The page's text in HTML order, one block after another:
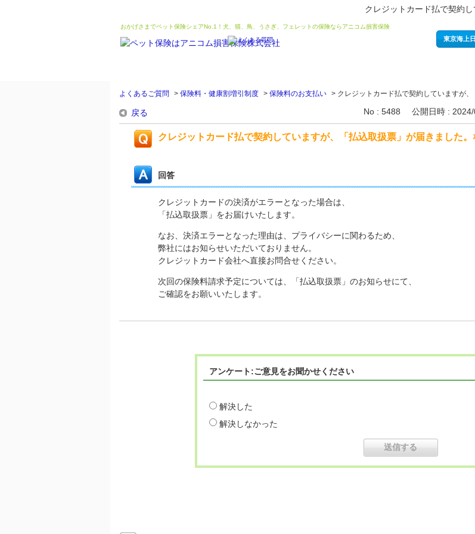
クレジットカード払で契約
おかげさまでペット保険シェアNo.1！犬、猫、鳥、うさぎ、フェレットの保険ならアニコム損害保険
東京海上
よくあるご質問 > 保険料・健康割増引制度 > 保険料のお支払い > クレジットカード払で契約していますが
戻る No : 5488 公開日時 :
クレジットカード払で契約していますが、「払込取扱票」が届きました。
回答
クレジットカードの決済がエラーとなった場合は、
「払込取扱票」をお届けいたします。
なお、決済エラーとなった理由は、プライバシーに関わるため、
弊社にはお知らせいただいておりません。
クレジットカード会社へ直接お問合せください。
次回の保険料請求予定については、「払込取扱票」のお知らせにて、
ご確認をお願いいたします。
アンケート:ご意見をお聞かせください
解決した
解決しなかった